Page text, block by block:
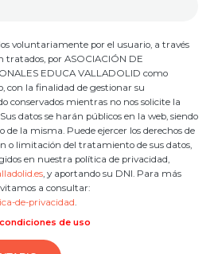
voluntariamente por el usuario, a través
tratados, por ASOCIACIÓN DE
EDUCA VALLADOLID como
con la finalidad de gestionar su
conservados mientras no nos solicite la
datos se harán públicos en la web, siendo
de la misma. Puede ejercer los derechos de
o limitación del tratamiento de sus datos,
en nuestra política de privacidad,
, y aportando su DNI. Para más
a consultar:
de-privacidad.
de uso